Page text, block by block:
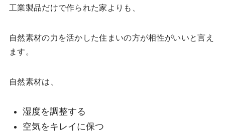
工業製品だけで作られた家よりも、
自然素材の力を活かした住まいの方が相性がいいと言え
ます。
自然素材は、
湿度を調整する
空気をキレイに保つ